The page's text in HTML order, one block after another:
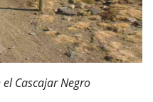
Cascajar Negro